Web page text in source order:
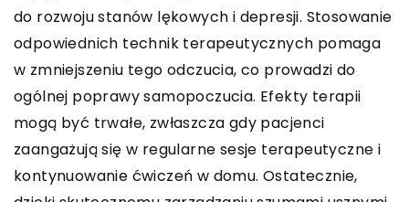
do rozwoju stanów lękowych i depresji. Stosowanie
odpowiednich technik terapeutycznych pomaga
w zmniejszeniu tego odczucia, co prowadzi do
ogólnej poprawy samopoczucia. Efekty terapii
mogą być trwałe, zwłaszcza gdy pacjenci
zaangażują się w regularne sesje terapeutyczne i
kontynuowanie ćwiczeń w domu. Ostatecznie,